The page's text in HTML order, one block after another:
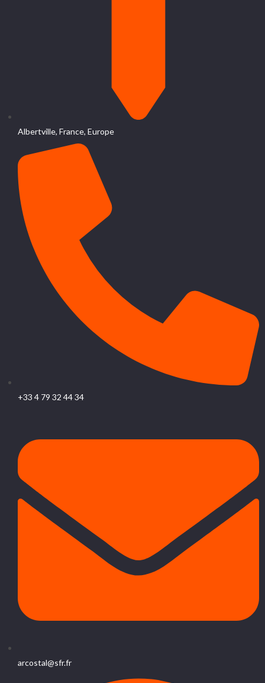
Albertville, France, Europe
+33 4 79 32 44 34
arcostal@sfr.fr